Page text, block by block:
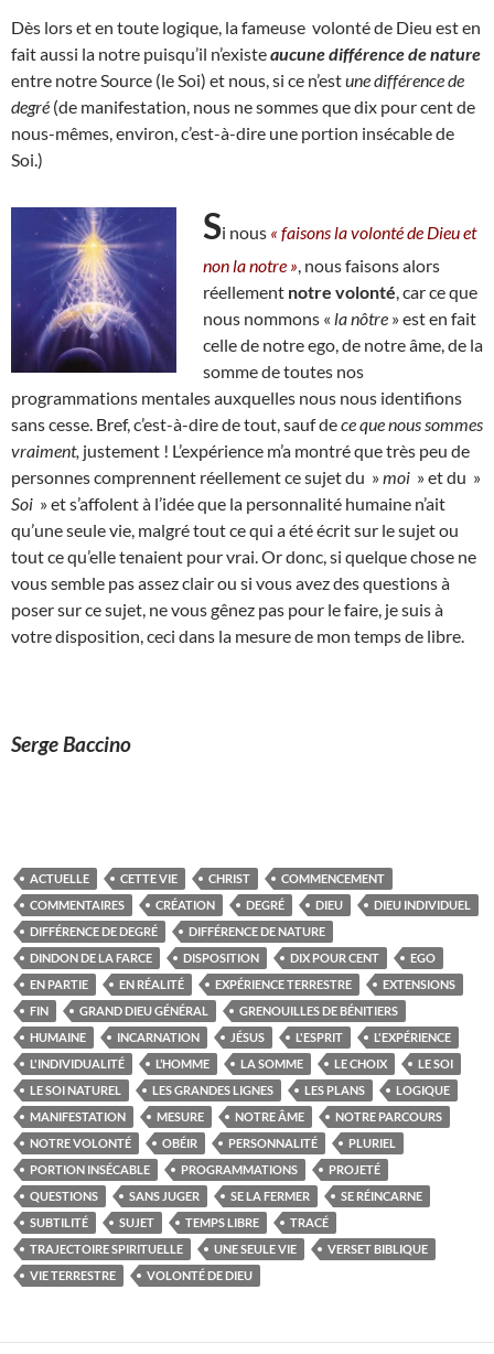
Dès lors et en toute logique, la fameuse volonté de Dieu est en
fait aussi la notre puisqu’il n’existeaucune différence de nature
entre notre Source (le Soi) et nous, si ce n’estune différence de
degré (de manifestation, nous ne sommes que dix pour cent de
nous-mêmes, environ, c’est-à-dire une portion insécable de
Soi.)
Si nous « faisons la volonté de Dieu et
non la notre » , nous faisons alors
réellement notre volonté , car ce que
nous nommons « la nôtre » est en fait
celle de notre ego, de notre âme, de la
somme de toutes nos
programmations mentales auxquelles nous nous identifions
sans cesse. Bref, c’est-à-dire de tout, sauf dece que nous sommes
vraiment, justement ! L’expérience m’a montré que très peu de
personnes comprennent réellement ce sujet du »moi » et du »
Soi » et s’affolent à l’idée que la personnalité humaine n’ait
qu’une seule vie, malgré tout ce qui a été écrit sur le sujet ou
tout ce qu’elle tenaient pour vrai. Or donc, si quelque chose ne
vous semble pas assez clair ou si vous avez des questions à
poser sur ce sujet, ne vous gênez pas pour le faire, je suis à
votre disposition, ceci dans la mesure de mon temps de libre.
Serge Baccino
ACTUELLE CETTE VIE CHRIST
COMMENCEMENT
COMMENTAIRES
CRÉATION DEGRÉ DIEU
DIEU INDIVIDUEL
DIFFÉRENCE DE DEGRÉ
DIFFÉRENCE DE NATURE
DINDON DE LA FARCE
DISPOSITION DIX POUR CENT
EGO
EN PARTIE
EN RÉALITÉ EXPÉRIENCE TERRESTRE
EXTENSIONS
FIN
GRAND DIEU GÉNÉRAL
GRENOUILLES DE BÉNITIERS
HUMAINE
INCARNATION JÉSUS L'ESPRIT
L'EXPÉRIENCE
L'INDIVIDUALITÉ
L’HOMME LA SOMME LE CHOIX
LE SOI
LE SOI NATUREL
LES GRANDES LIGNES LES PLANS
LOGIQUE
MANIFESTATION
MESURE NOTRE ÂME
NOTRE PARCOURS
NOTRE VOLONTÉ
OBÉIR PERSONNALITÉ
PLURIEL
PORTION INSÉCABLE
PROGRAMMATIONS
PROJETÉ
QUESTIONS
SANS JUGER SE LA FERMER
SE RÉINCARNE
SUBTILITÉ
SUJET TEMPS LIBRE
TRACÉ
TRAJECTOIRE SPIRITUELLE
UNE SEULE VIE
VERSET BIBLIQUE
VIE TERRESTRE
VOLONTÉ DE DIEU